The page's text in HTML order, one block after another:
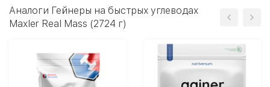
Аналоги Гейнеры на быстрых углеводах
Maxler Real Mass (2724 г)